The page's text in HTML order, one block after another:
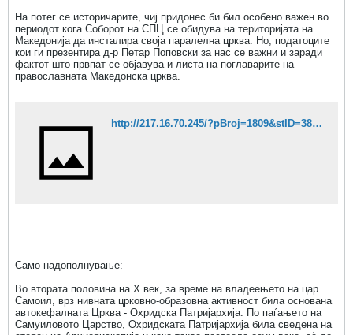
На потег се историчарите, чиј придонес би бил особено важен во
периодот кога Соборот на СПЦ се обидува на територијата на
Македонија да инсталира своја паралелна црква. Но, податоците
кои ги презентира д-р Петар Поповски за нас се важни и заради
фактот што првпат се објавува и листа на поглаварите на
православната Македонска црква.
http://217.16.70.245/?pBroj=1809&stID=38434&pR=3
Само надополнување:
Во втората половина на X век, за време на владеењето на цар
Самоил, врз нивната црковно-образовна активност била основана
автокефалната Црква - Охридска Патријархија. По паѓањето на
Самуиловото Царство, Охридската Патријархија била сведена на